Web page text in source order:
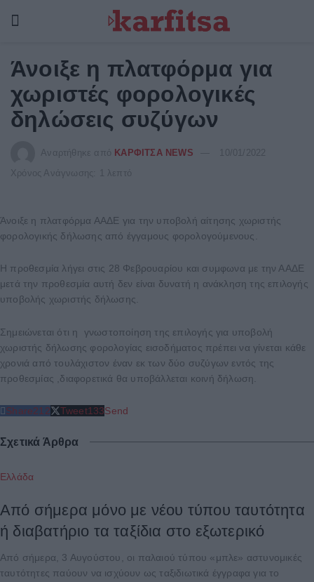
Άνοιξε η πλατφόρμα για
χωριστές φορολογικές
δηλώσεις συζύγων
Αναρτήθηκε από ΚΑΡΦΙΤΣΑ NEWS
Χρόνος Ανάγνωσης: 1 λεπτό
Άνοιξε η πλατφόρμα ΑΑΔΕ για την υποβολή αίτησης χωριστής
φορολογικής δήλωσης από έγγαμους φορολογούμενους.
Η προθεσμία λήγει στις 28 Φεβρουαρίου και συμφωνα με την ΑΑΔΕ
μετά την προθεσμία αυτή δεν είναι δυνατή η ανάκληση της επιλογής
υποβολής χωριστής δήλωσης.
Σημειώνεται ότι η γνωστοποίηση της επιλογής για υποβολή
χωριστής δήλωσης φορολογίας εισοδήματος πρέπει να γίνεται κάθε
χρονιά από τουλάχιστον έναν εκ των δύο συζύγων εντός της
προθεσμίας ,διαφορετικά θα υποβάλλεται κοινή δήλωση.
Share212 Tweet133Send
Σχετικά Άρθρα
Ελλάδα
Από σήμερα μόνο με νέου τύπου ταυτότητα
ή διαβατήριο τα ταξίδια στο εξωτερικό
Από σήμερα, 3 Αυγούστου, οι παλαιού τύπου «μπλε» αστυνομικές
ταυτότητες παύουν να ισχύουν ως ταξιδιωτικά έγγραφα για το